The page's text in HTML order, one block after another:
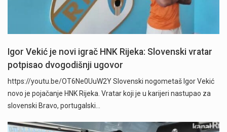
Igor Vekić je novi igrač HNK Rijeka: Slovenski vratar
potpisao dvogodišnji ugovor
https://youtu.be/OT6Ne0UuW2Y Slovenski nogometaš Igor Vekić
novo je pojačanje HNK Rijeka. Vratar koji je u karijeri nastupao za
slovenski Bravo, portugalski…